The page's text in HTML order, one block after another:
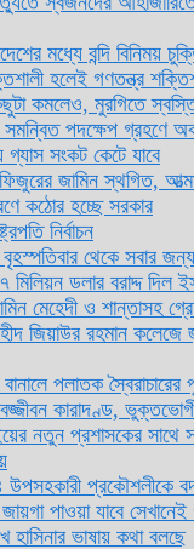
মধ্যে বন্দি বিনিময়
হলেই গণতন্ত্র
কমলেও, মুরগিতে
সমন্বিত পদক্ষেপ গ্রহণে
গ্যাস সংকট কেটে যাবে
জামিন স্থগিত,
কঠোর হচ্ছে সরকার
নির্বাচন
থেকে সবার
ডলার বরাদ্দ দিল
মেহেদী ও শান্তাসহ
জিয়াউর রহমান
পলাতক
কারাদণ্ড,
নতুন প্রশাসকের সাথে
উপসহকারী প্রকৌশলীকে
পাওয়া যাবে
হাসিনার ভাষায় কথা বলছে